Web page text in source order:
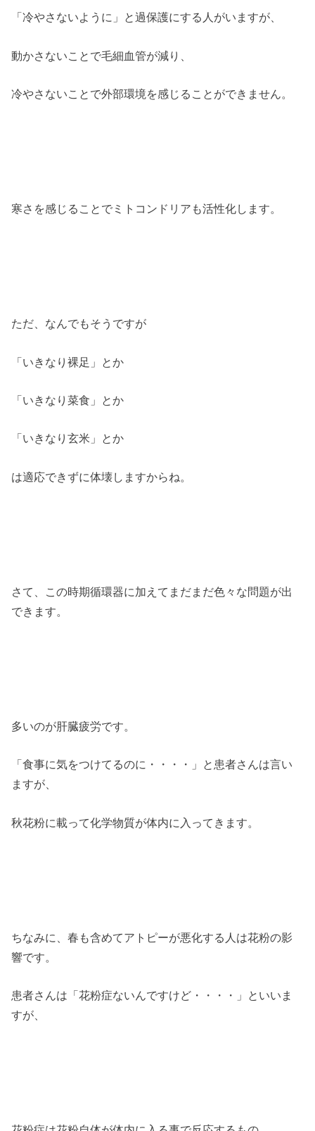
「冷やさないように」と過保護にする人がいますが、
動かさないことで毛細血管が減り、
冷やさないことで外部環境を感じることができません。
寒さを感じることでミトコンドリアも活性化します。
ただ、なんでもそうですが
「いきなり裸足」とか
「いきなり菜食」とか
「いきなり玄米」とか
は適応できずに体壊しますからね。
さて、この時期循環器に加えてまだまだ色々な問題が出
できます。
多いのが肝臓疲労です。
「食事に気をつけてるのに・・・・」と患者さんは言い
ますが、
秋花粉に載って化学物質が体内に入ってきます。
ちなみに、春も含めてアトピーが悪化する人は花粉の影
響です。
患者さんは「花粉症ないんですけど・・・・」といいま
すが、